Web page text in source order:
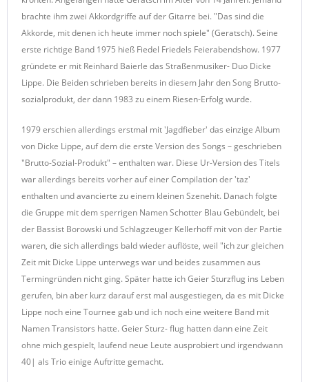
brachte ihm zwei Akkordgriffe auf der Gitarre bei. "Das sind die
Akkorde, mit denen ich heute immer noch spiele" (Geratsch). Seine
erste richtige Band 1975 hieß Fiedel Friedels Feierabendshow. 1977
gründete er mit Reinhard Baierle das Straßenmusiker- Duo Dicke
Lippe. Die Beiden schrieben bereits in diesem Jahr den Song Brutto-
sozialprodukt, der dann 1983 zu einem Riesen-Erfolg wurde.
1979 erschien allerdings erstmal mit 'Jagdfieber' das einzige Album
von Dicke Lippe, auf dem die erste Version des Songs – geschrieben
"Brutto-Sozial-Produkt" – enthalten war. Diese Ur-Version des Titels
war allerdings bereits vorher auf einer Compilation der 'taz'
enthalten und avancierte zu einem kleinen Szenehit. Danach folgte
die Gruppe mit dem sperrigen Namen Schotter Blau Gebündelt, bei
der Bassist Borowski und Schlagzeuger Kellerhoff mit von der Partie
waren, die sich allerdings bald wieder auflöste, weil "ich zur gleichen
Zeit mit Dicke Lippe unterwegs war und beides zusammen aus
Termingründen nicht ging. Später hatte ich Geier Sturzflug ins Leben
gerufen, bin aber kurz darauf erst mal ausgestiegen, da es mit Dicke
Lippe noch eine Tournee gab und ich noch eine weitere Band mit
Namen Transistors hatte. Geier Sturz- flug hatten dann eine Zeit
ohne mich gespielt, laufend neue Leute ausprobiert und irgendwann
40| als Trio einige Auftritte gemacht.